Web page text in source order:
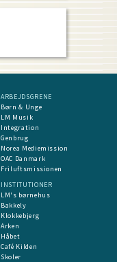
ARBEJDSGRENE
Børn & Unge
LM Musik
Integration
Genbrug
Norea Mediemission
OAC Danmark
Friluftsmissionen
INSTITUTIONER
LM's børnehus
Bakkely
Klokkebjerg
Arken
Håbet
Café Kilden
Skoler